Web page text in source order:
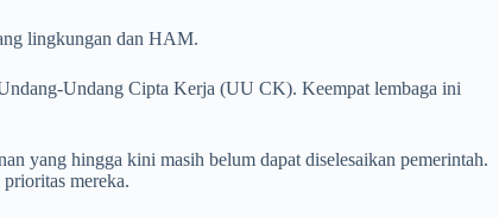
lingkungan dan HAM.
Undang Cipta Kerja (UU CK). Keempat lembaga ini
yang hingga kini masih belum dapat diselesaikan pemerintah.
mereka.